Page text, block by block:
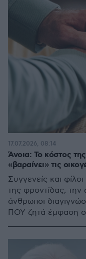
Άνοια: Το κόστος
«βαραίνει» τις
Συγγενείς και
της φροντίδας,
άνθρωποι
ΠΟΥ ζητά έμφαση
17.07.2026, 08:14